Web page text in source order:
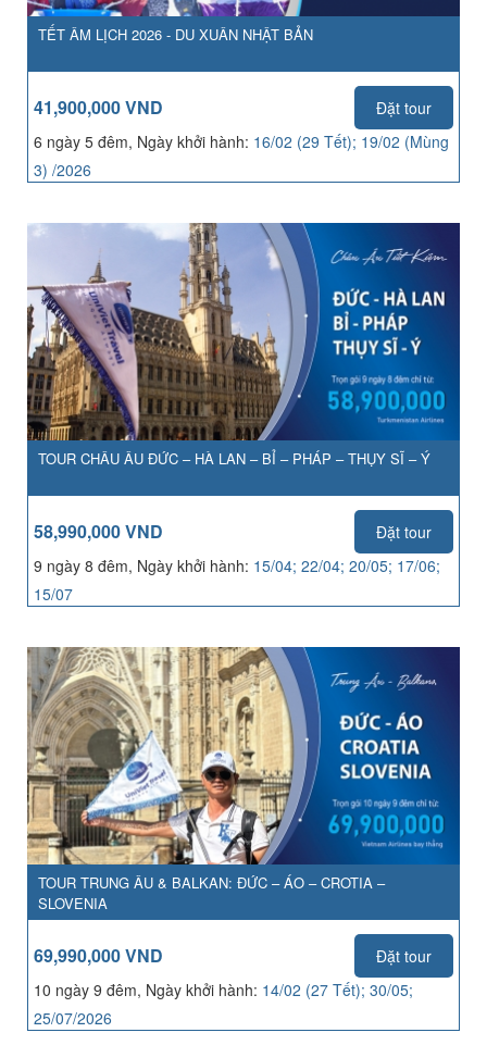
TẾT ÂM LỊCH 2026 - DU XUÂN NHẬT BẢN
41,900,000 VND
Đặt tour
6 ngày 5 đêm, Ngày khởi hành: 16/02 (29 Tết); 19/02 (Mùng
3) /2026
TOUR CHÂU ÂU ĐỨC – HÀ LAN – BỈ – PHÁP – THỤY SĨ – Ý
58,990,000 VND
Đặt tour
9 ngày 8 đêm, Ngày khởi hành: 15/04; 22/04; 20/05; 17/06;
15/07
TOUR TRUNG ÂU & BALKAN: ĐỨC – ÁO – CROTIA –
SLOVENIA
69,990,000 VND
Đặt tour
10 ngày 9 đêm, Ngày khởi hành: 14/02 (27 Tết); 30/05;
25/07/2026